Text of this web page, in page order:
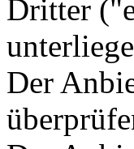
Dritter
Der